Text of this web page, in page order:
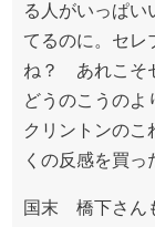
る人がいっぱい
てるのに。セレ
ね？ あれこそ
どうのこうのよ
クリントンのこ
くの反感を買っ
国末 橋下さん